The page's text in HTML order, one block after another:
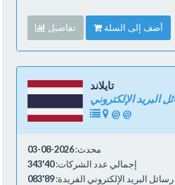
تفاصيل أضف إلى السلة
تايلاند
البريد الإلكتروني
@ @
محدث:2026-08-03
إجمالي عدد الشركات:40'343
رسائل البريد الإلكتروني الفريدة:89'083